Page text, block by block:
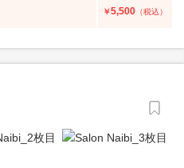
￥5,500 （税込）